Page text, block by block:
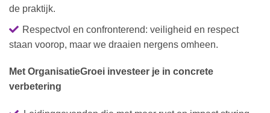
de praktijk.
Respectvol en confronterend: veiligheid en respect
staan voorop, maar we draaien nergens omheen.
Met OrganisatieGroei investeer je in concrete
verbetering